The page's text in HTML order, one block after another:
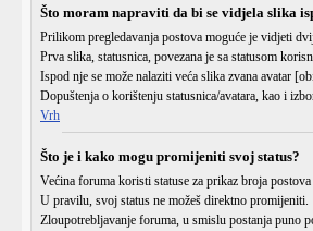
Što moram napraviti da bi se vidjela slika
Prilikom pregledavanja postova moguće je vidjeti
Prva slika, statusnica, povezana je sa statusom
Ispod nje se može nalaziti veća slika zvana avatar
Dopuštenja o korištenju statusnica/avatara, kao i
Vrh
Što je i kako mogu promijeniti svoj status?
Većina foruma koristi statuse za prikaz broja
U pravilu, svoj status ne možeš direktno promijeniti.
Zloupotrebljavanje foruma, u smislu postanja puno